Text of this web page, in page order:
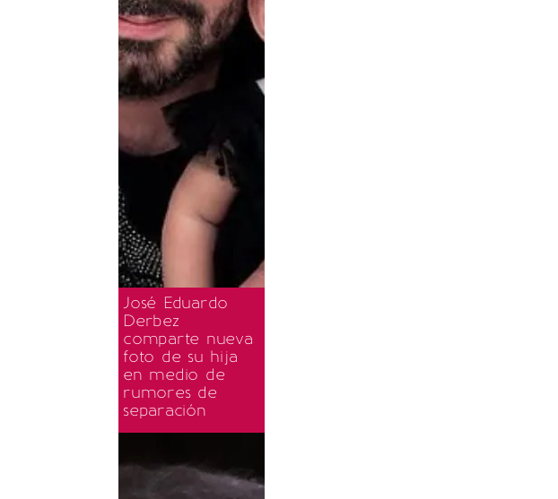
José Eduardo
Derbez
comparte nueva
foto de su hija
en medio de
rumores de
separación